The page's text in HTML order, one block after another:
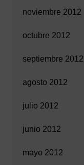
noviembre 2012
octubre 2012
septiembre 2012
agosto 2012
julio 2012
junio 2012
mayo 2012